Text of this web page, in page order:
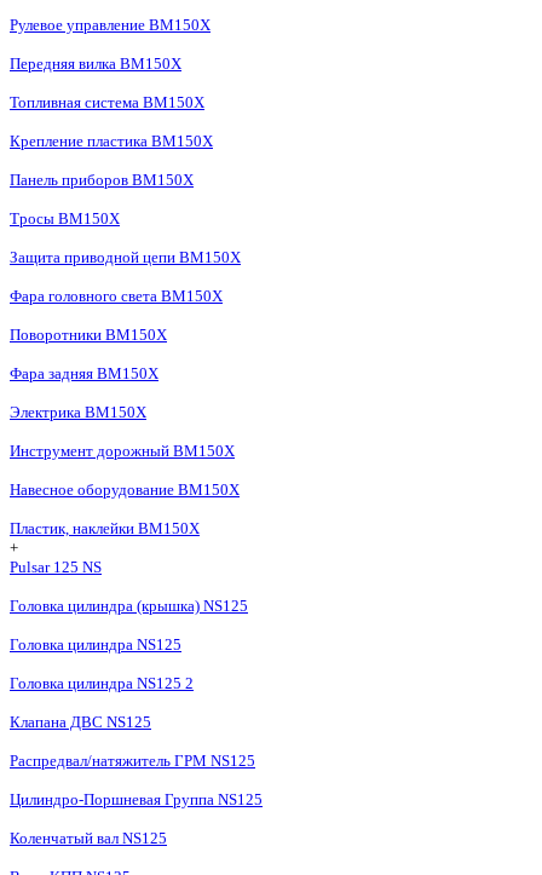
Рулевое управление BM150X
Передняя вилка BM150X
Топливная система BM150X
Крепление пластика BM150X
Панель приборов BM150X
Тросы BM150X
Защита приводной цепи BM150X
Фара головного света BM150X
Поворотники BM150X
Фара задняя BM150X
Электрика BM150X
Инструмент дорожный BM150X
Навесное оборудование BM150X
Пластик, наклейки BM150X
+
Pulsar 125 NS
Головка цилиндра (крышка) NS125
Головка цилиндра NS125
Головка цилиндра NS125 2
Клапана ДВС NS125
Распредвал/натяжитель ГРМ NS125
Цилиндро-Поршневая Группа NS125
Коленчатый вал NS125